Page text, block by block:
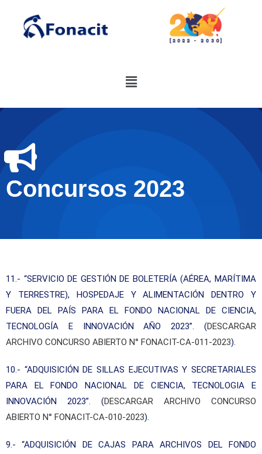
Concursos 2023
11.- “SERVICIO DE GESTIÓN DE BOLETERÍA (AÉREA, MARÍTIMA
Y TERRESTRE), HOSPEDAJE Y ALIMENTACIÓN DENTRO Y
FUERA DEL PAÍS PARA EL FONDO NACIONAL DE CIENCIA,
TECNOLOGÍA E INNOVACIÓN AÑO 2023”. (DESCARGAR
ARCHIVO CONCURSO ABIERTO N° FONACIT-CA-011-2023).
10.- “ADQUISICIÓN DE SILLAS EJECUTIVAS Y SECRETARIALES
PARA EL FONDO NACIONAL DE CIENCIA, TECNOLOGIA E
INNOVACIÓN 2023”. (DESCARGAR ARCHIVO CONCURSO
ABIERTO N° FONACIT-CA-010-2023).
9.- “ADQUISICIÓN DE CAJAS PARA ARCHIVOS DEL FONDO